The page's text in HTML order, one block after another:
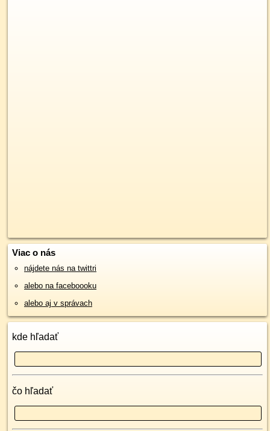
Viac o nás
nájdete nás na twittri
alebo na faceboooku
alebo aj v správach
kde hľadať
čo hľadať